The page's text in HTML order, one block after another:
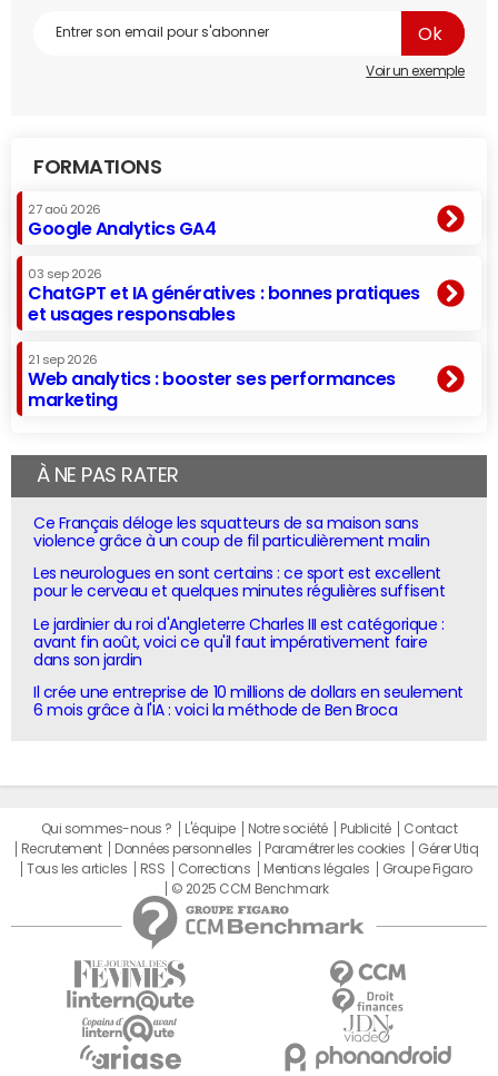
Voir un exemple
FORMATIONS
27 aoû 2026
Google Analytics GA4
03 sep 2026
ChatGPT et IA génératives : bonnes pratiques
et usages responsables
21 sep 2026
Web analytics : booster ses performances
marketing
À NE PAS RATER
Ce Français déloge les squatteurs de sa maison sans
violence grâce à un coup de fil particulièrement malin
Les neurologues en sont certains : ce sport est excellent
pour le cerveau et quelques minutes régulières suffisent
Le jardinier du roi d'Angleterre Charles III est catégorique :
avant fin août, voici ce qu'il faut impérativement faire
dans son jardin
Il crée une entreprise de 10 millions de dollars en seulement
6 mois grâce à l'IA : voici la méthode de Ben Broca
Qui sommes-nous ? L'équipe Notre société Publicité
Contact
Recrutement
Données personnelles Paramétrer les cookies
Gérer Utiq
Tous les articles
RSS Corrections Mentions légales
Groupe Figaro
© 2025 CCM Benchmark